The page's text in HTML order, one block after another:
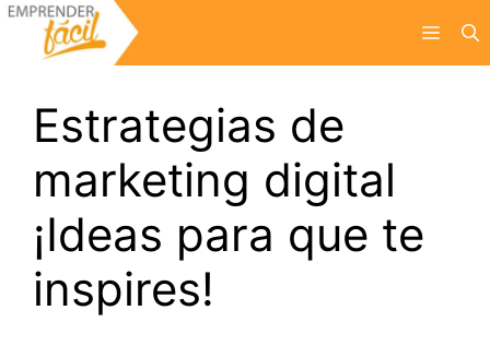
Saltar
Menú
Estrategias de
marketing digital
¡Ideas para que te
inspires!